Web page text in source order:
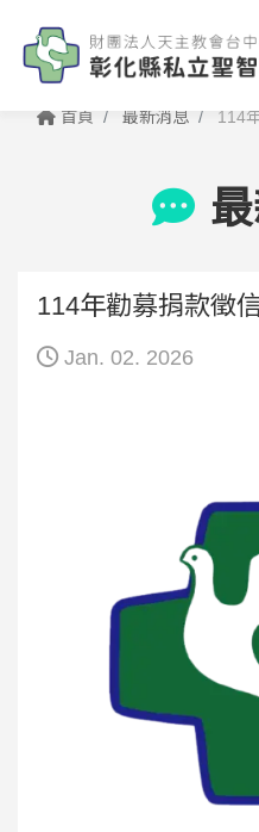
首頁 最新消息 114
114年勸募捐款徵
Jan. 02. 2026